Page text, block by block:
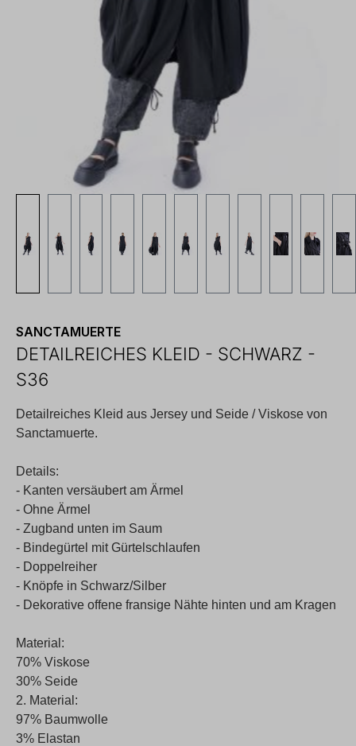
SANCTAMUERTE
DETAILREICHES KLEID - SCHWARZ -
S36
Detailreiches Kleid aus Jersey und Seide / Viskose von
Sanctamuerte.
Details:
- Kanten versäubert am Ärmel
- Ohne Ärmel
- Zugband unten im Saum
- Bindegürtel mit Gürtelschlaufen
- Doppelreiher
- Knöpfe in Schwarz/Silber
- Dekorative offene fransige Nähte hinten und am Kragen
Material:
70% Viskose
30% Seide
2. Material:
97% Baumwolle
3% Elastan